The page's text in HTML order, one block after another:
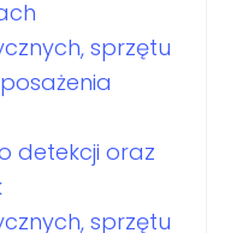
sprzętu
detekcji oraz
sprzętu